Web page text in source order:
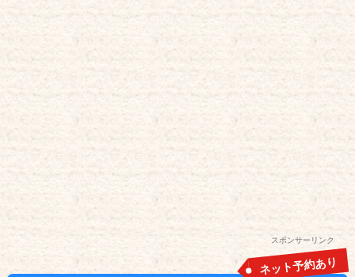
スポンサーリンク
ネット予約あり